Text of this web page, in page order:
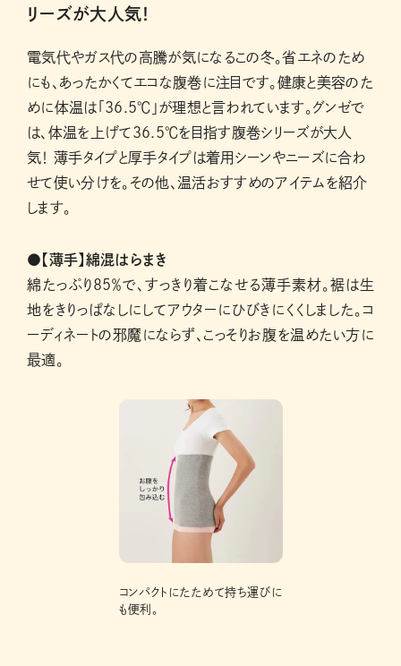
リーズが大人気！
電気代やガス代の高騰が気になるこの冬。省エネのため
にも、あったかくてエコな腹巻に注目です。健康と美容のた
めに体温は「36.5℃」が理想と言われています。グンゼで
は、体温を上げて36.5℃を目指す腹巻シリーズが大人
気！ 薄手タイプと厚手タイプは着用シーンやニーズに合わ
せて使い分けを。その他、温活おすすめのアイテムを紹介
します。
●【薄手】綿混はらまき
綿たっぷり85％で、すっきり着こなせる薄手素材。裾は生
地をきりっぱなしにしてアウターにひびきにくくしました。コ
ーディネートの邪魔にならず、こっそりお腹を温めたい方に
最適。
コンパクトにたためて持ち運びに
も便利。